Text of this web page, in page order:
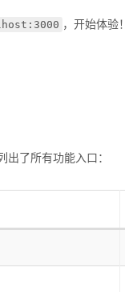
，开始体验！
出了所有功能入口：